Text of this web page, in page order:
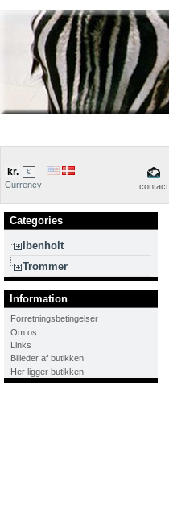
kr. €
Currency contact
Categories
Ibenholt
Trommer
Information
Forretningsbetingelser
Om os
Links
Billeder af butikken
Her ligger butikken